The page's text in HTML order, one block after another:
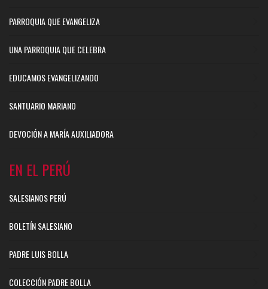
PARROQUIA QUE EVANGELIZA
UNA PARROQUIA QUE CELEBRA
EDUCAMOS EVANGELIZANDO
SANTUARIO MARIANO
DEVOCIÓN A MARÍA AUXILIADORA
EN EL PERÚ
SALESIANOS PERÚ
BOLETÍN SALESIANO
PADRE LUIS BOLLA
COLECCIÓN PADRE BOLLA